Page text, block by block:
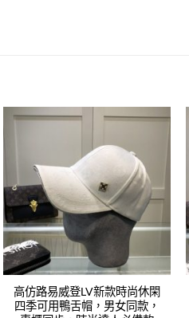
Add to
wishlist
高仿路易威登LV新款時尚休閑
四季可用鴨舌帽，男女同款，